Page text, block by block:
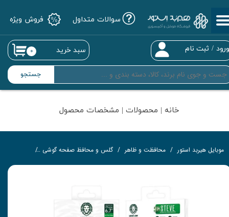
جستجو
/ ثبت نام
حساب کاربری من
تغییر گذر واژه
سفارشات
خروج از حساب کاربری
۰ سبد خرید
سوالات متداول فروش ویژه
خانه | محصولات | مشخصات محصول
موبایل هیربد استور محافظت و ظاهر گلس و محافظ صفحه گوشی